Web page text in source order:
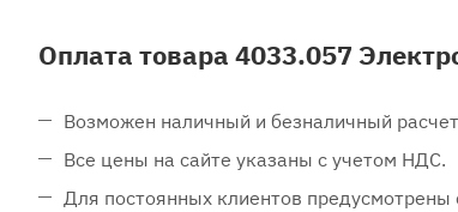
Оплата товара 4033.057
Возможен наличный и безналичный
Все цены на сайте указаны с учетом НДС.
Для постоянных клиентов предусмотрены